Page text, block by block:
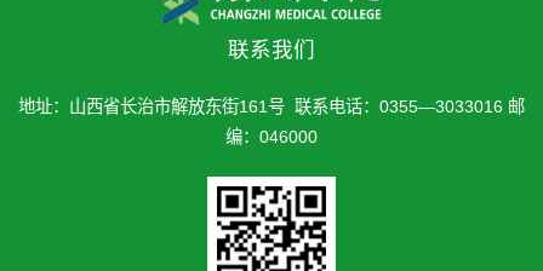
联系我们
地址：山西省长治市解放东街161号 联系电话：0355—3033016 邮
编：046000